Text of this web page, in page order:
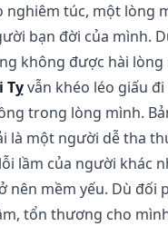
nghiêm túc, một lòng
bạn đời của mình.
không được hài lòng
Tỵvẫn khéo léo giấu
trong lòng mình.
là một người dễ tha
lầm của người khác
nên mềm yếu. Dù đối
tổn thương cho